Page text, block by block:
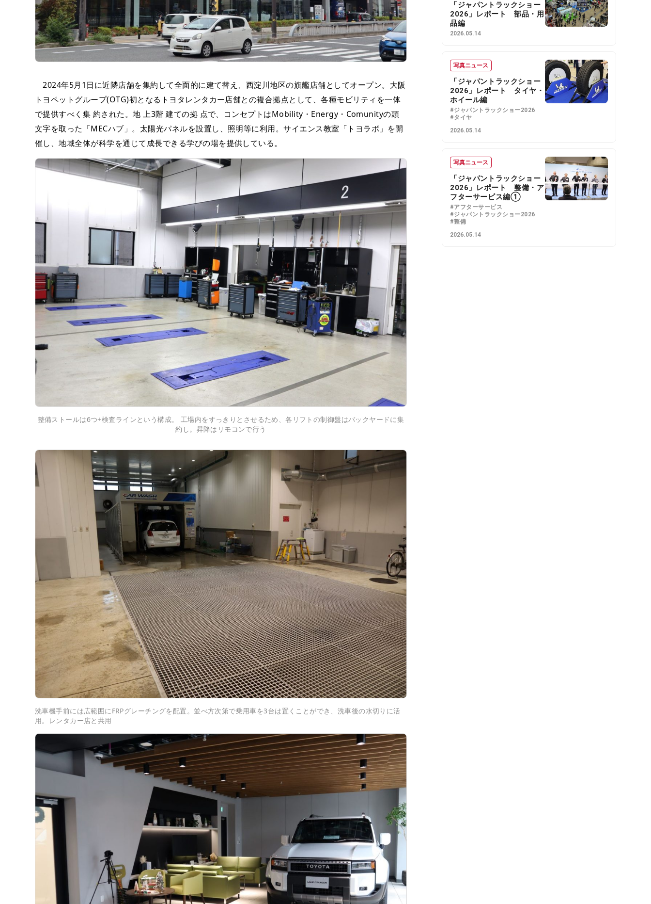
2024年5月1日に近隣店舗を集約して全面的に建て替え、西淀川地区の旗艦店舗としてオープン。大阪
トヨペットグループ(OTG)初となるトヨタレンタカー店舗との複合拠点として、各種モビリティを一体
で提供すべく集 約された。地 上3階 建ての拠 点で、コンセプトはMobility・Energy・Comunityの頭
文字を取った「MECハブ」。太陽光パネルを設置し、照明等に利用。サイエンス教室「トヨラボ」を開
催し、地域全体が科学を通じて成長できる学びの場を提供している。
整備ストールは6つ+検査ラインという構成。 工場内をすっきりとさせるため、各リフトの制御盤はバックヤードに集
約し。昇降はリモコンで行う
洗車機手前には広範囲にFRPグレーチングを配置。並べ方次第で乗用車を3台は置くことができ、洗車後の水切りに活
用。レンタカー店と共用
「ジャパントラックショー
2026」レポート 部品・用
品編
2026.05.14
写真ニュース
「ジャパントラックショー
2026」レポート タイヤ・
ホイール編
#ジャパントラックショー2026
#タイヤ
2026.05.14
写真ニュース
「ジャパントラックショー
2026」レポート 整備・ア
フターサービス編①
#アフターサービス
#ジャパントラックショー2026
#整備
2026.05.14